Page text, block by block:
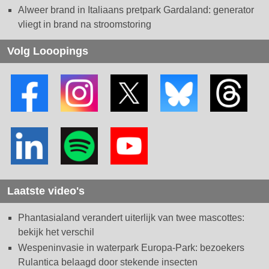
Alweer brand in Italiaans pretpark Gardaland: generator
vliegt in brand na stroomstoring
Volg Looopings
Laatste video's
Phantasialand verandert uiterlijk van twee mascottes:
bekijk het verschil
Wespeninvasie in waterpark Europa-Park: bezoekers
Rulantica belaagd door stekende insecten